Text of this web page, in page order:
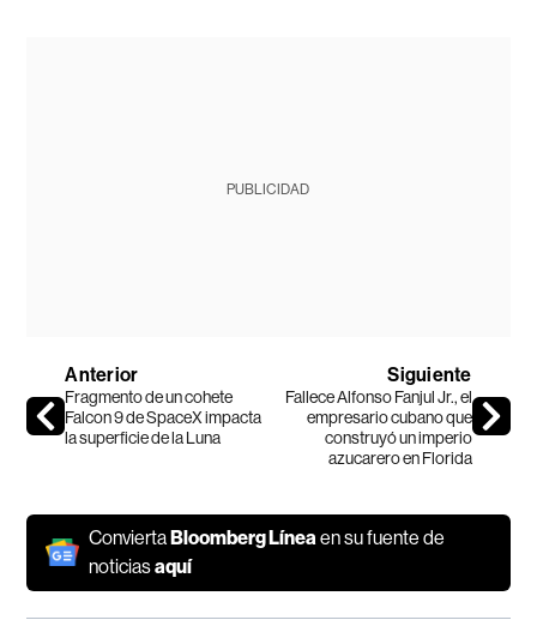
PUBLICIDAD
Anterior
Fragmento de un cohete
Falcon 9 de SpaceX impacta
la superficie de la Luna
Siguiente
Fallece Alfonso Fanjul Jr., el
empresario cubano que
construyó un imperio
azucarero en Florida
ConviertaBloomberg Líneaen su fuente de
noticiasaquí